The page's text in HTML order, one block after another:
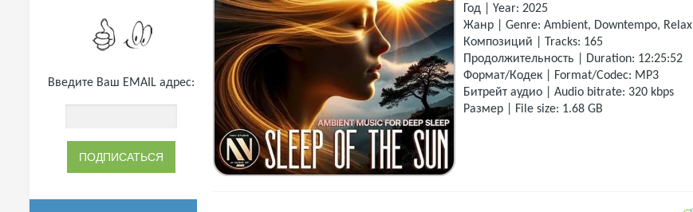
Введите Ваш EMAIL адрес:
Год | Year: 2025
Жанр | Genre: Ambient, Downtempo, Relax
Композиций | Tracks: 165
Продолжительность | Duration: 12:25:52
Формат/Кодек | Format/Codec: MP3
Битрейт аудио | Audio bitrate: 320 kbps
Размер | File size: 1.68 GB